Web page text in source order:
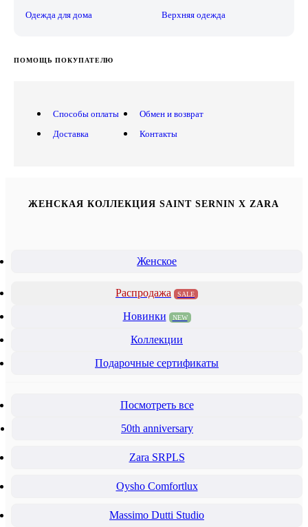
Одежда для дома Верхняя одежда
ПОМОЩЬ ПОКУПАТЕЛЮ
Способы оплаты
Доставка
Обмен и возврат
Контакты
ЖЕНСКАЯ КОЛЛЕКЦИЯ SAINT SERNIN X ZARA
Женское
Распродажа SALE
Новинки NEW
Коллекции
Подарочные сертификаты
Посмотреть все
50th anniversary
Zara SRPLS
Oysho Comfortlux
Massimo Dutti Studio